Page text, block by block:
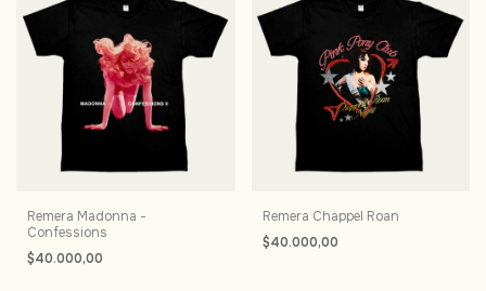
Remera Madonna -
Confessions
$40.000,00
Remera Chappel Roan
$40.000,00